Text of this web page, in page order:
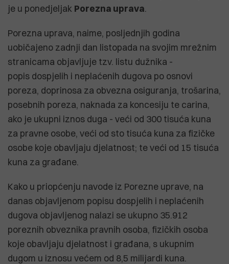
je u ponedjeljak Porezna uprava.
Porezna uprava, naime, posljednjih godina
uobičajeno zadnji dan listopada na svojim mrežnim
stranicama objavljuje tzv. listu dužnika -
popis dospjelih i neplaćenih dugova po osnovi
poreza, doprinosa za obvezna osiguranja, trošarina,
posebnih poreza, naknada za koncesiju te carina,
ako je ukupni iznos duga - veći od 300 tisuća kuna
za pravne osobe, veći od sto tisuća kuna za fizičke
osobe koje obavljaju djelatnost; te veći od 15 tisuća
kuna za građane.
Kako u priopćenju navode iz Porezne uprave, na
danas objavljenom popisu dospjelih i neplaćenih
dugova objavljenog nalazi se ukupno 35.912
poreznih obveznika pravnih osoba, fizičkih osoba
koje obavljaju djelatnost i građana, s ukupnim
dugom u iznosu većem od 8,5 milijardi kuna.